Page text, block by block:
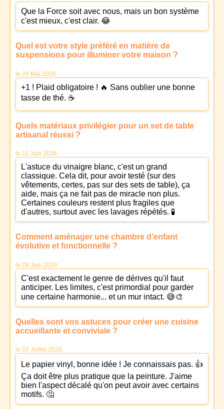
Que la Force soit avec nous, mais un bon système
c'est mieux, c'est clair. 😂
Quel est votre style préféré en matière de
suspensions pour illuminer votre maison ?
le 26 Mai 2026
+1 ! Plaid obligatoire ! 🔥 Sans oublier une bonne
tasse de thé. ☕
Quels matériaux privilégier pour un set de table
artisanal réussi ?
le 11 Juin 2026
L'astuce du vinaigre blanc, c'est un grand
classique. Cela dit, pour avoir testé (sur des
vêtements, certes, pas sur des sets de table), ça
aide, mais ça ne fait pas de miracle non plus.
Certaines couleurs restent plus fragiles que
d'autres, surtout avec les lavages répétés. 🧪
Comment aménager une chambre d'enfant
évolutive et fonctionnelle ?
le 28 Juin 2026
C'est exactement le genre de dérives qu'il faut
anticiper. Les limites, c'est primordial pour garder
une certaine harmonie... et un mur intact. 😅🎨
Quelles sont vos astuces pour créer une cuisine
accueillante et conviviale ?
le 02 Juillet 2026
Le papier vinyl, bonne idée ! Je connaissais pas. 👍
Ça doit être plus pratique que la peinture. J'aime
bien l'aspect décalé qu'on peut avoir avec certains
motifs. 🤔